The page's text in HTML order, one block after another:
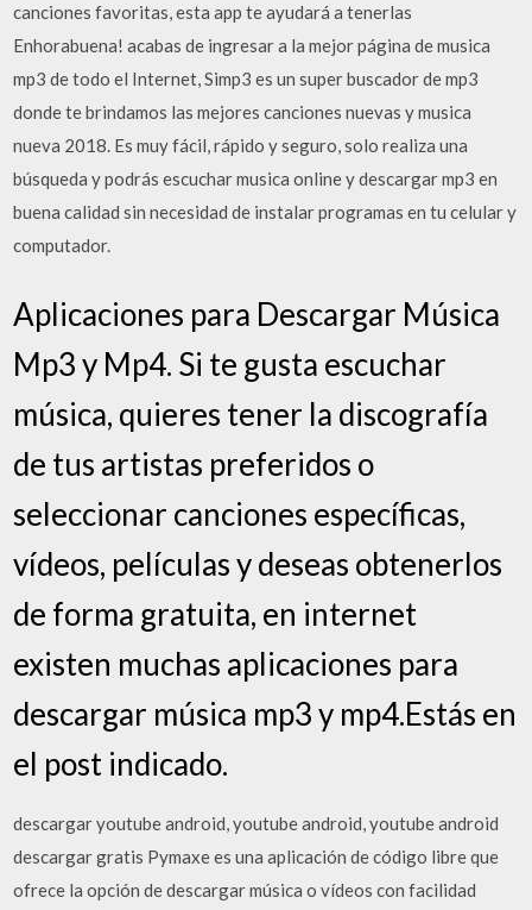
canciones favoritas, esta app te ayudará a tenerlas
Enhorabuena! acabas de ingresar a la mejor página de musica
mp3 de todo el Internet, Simp3 es un super buscador de mp3
donde te brindamos las mejores canciones nuevas y musica
nueva 2018. Es muy fácil, rápido y seguro, solo realiza una
búsqueda y podrás escuchar musica online y descargar mp3 en
buena calidad sin necesidad de instalar programas en tu celular y
computador.
Aplicaciones para Descargar Música
Mp3 y Mp4. Si te gusta escuchar
música, quieres tener la discografía
de tus artistas preferidos o
seleccionar canciones específicas,
vídeos, películas y deseas obtenerlos
de forma gratuita, en internet
existen muchas aplicaciones para
descargar música mp3 y mp4.Estás en
el post indicado.
descargar youtube android, youtube android, youtube android
descargar gratis Pymaxe es una aplicación de código libre que
ofrece la opción de descargar música o vídeos con facilidad